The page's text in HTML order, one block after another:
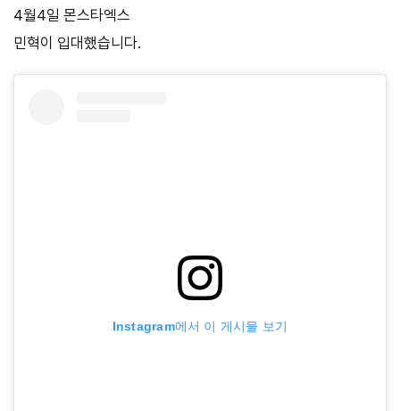
4월4일 몬스타엑스
민혁이 입대했습니다.
Instagram에서 이 게시물 보기